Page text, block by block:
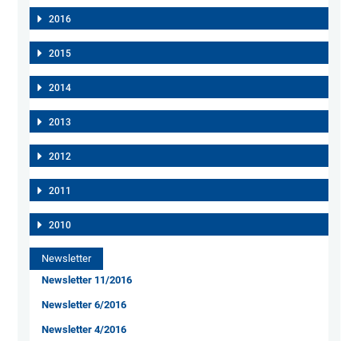
2016
2015
2014
2013
2012
2011
2010
Newsletter
Newsletter 11/2016
Newsletter 6/2016
Newsletter 4/2016